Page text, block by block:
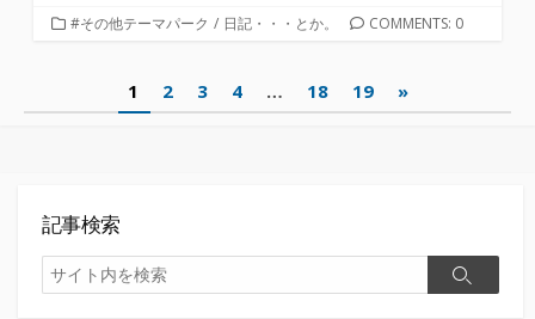
カ
ー
#その他テーマパーク / 日記・・・とか。 COMMENTS: 0
ペ
ー
ジ
1 2 3 4 … 18 19 »
記事検索
検
索
検